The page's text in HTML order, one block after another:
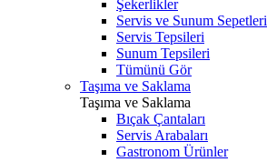
Şekerlikler
Servis ve Sunum Sepetleri
Servis Tepsileri
Sunum Tepsileri
Tümünü Gör
Taşıma ve Saklama
Taşıma ve Saklama
Bıçak Çantaları
Servis Arabaları
Gastronom Ürünler